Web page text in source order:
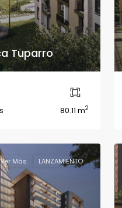
Tuparro
80.11 m2
Ver Más LANZAMIENTO